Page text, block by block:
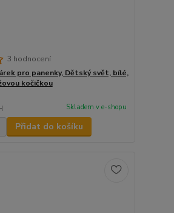
3 hodnocení
pro panenky, Dětský svět, bílé,
kočičkou
Skladem v e-shopu
Přidat do košíku